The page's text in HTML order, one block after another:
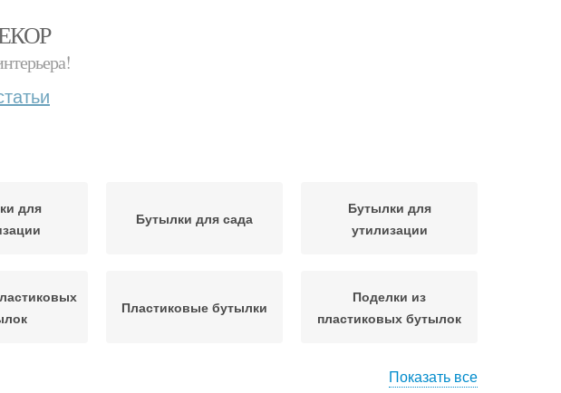
для
Бутылки для сада
Бутылки для
утилизации
Пластиковые бутылки
Поделки из
пластиковых бутылок
Показать все